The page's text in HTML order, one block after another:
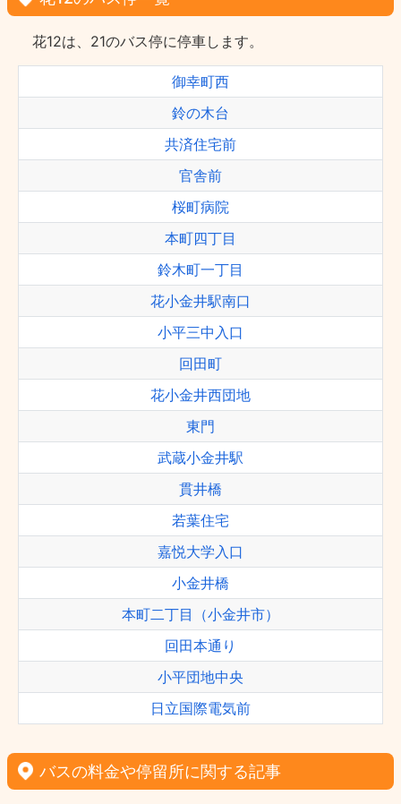
花12は、21のバス停に停車します。
御幸町西
鈴の木台
共済住宅前
官舎前
桜町病院
本町四丁目
鈴木町一丁目
花小金井駅南口
小平三中入口
回田町
花小金井西団地
東門
武蔵小金井駅
貫井橋
若葉住宅
嘉悦大学入口
小金井橋
本町二丁目（小金井市）
回田本通り
小平団地中央
日立国際電気前
バスの料金や停留所に関する記事